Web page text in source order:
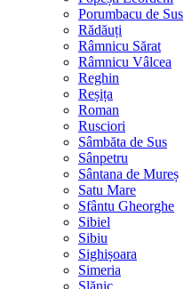
Porumbacu de Sus
Rădăuți
Râmnicu Sărat
Râmnicu Vâlcea
Reghin
Reșița
Roman
Rusciori
Sâmbăta de Sus
Sânpetru
Sântana de Mureș
Satu Mare
Sfântu Gheorghe
Sibiel
Sibiu
Sighișoara
Simeria
Slănic